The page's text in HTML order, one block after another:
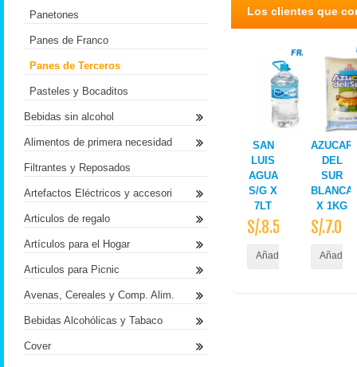
Los clientes que
SAN
LUIS
AGUA
S/G X
7LT
S/.8.50
Añadir al Carrito
AZUCAR
DEL
SUR
BLANCA
X 1KG
S/.7.00
Añadir
Panetones
Panes de Franco
Panes de Terceros
Pasteles y Bocaditos
Bebidas sin alcohol
Alimentos de primera necesidad
Filtrantes y Reposados
Artefactos Eléctricos y accesori
Articulos de regalo
Artículos para el Hogar
Articulos para Picnic
Avenas, Cereales y Comp. Alim.
Bebidas Alcohólicas y Tabaco
Cover